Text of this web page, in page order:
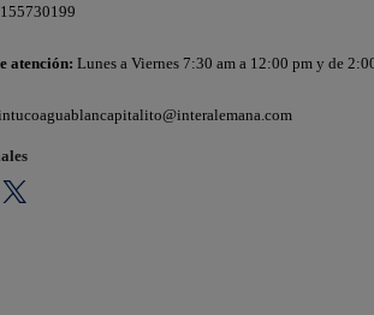
atención: Lunes a Viernes 7:30 am a 12:00 pm y de